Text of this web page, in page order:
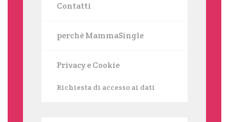
Contatti
perchè MammaSingle
Privacy e Cookie
Richiesta di accesso ai dati